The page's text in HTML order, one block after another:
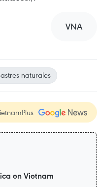
VNA
naturales
en Vietnam